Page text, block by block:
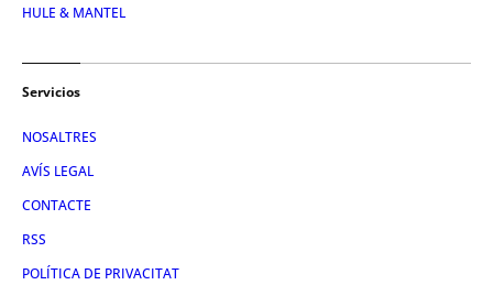
HULE & MANTEL
Servicios
NOSALTRES
AVÍS LEGAL
CONTACTE
RSS
POLÍTICA DE PRIVACITAT